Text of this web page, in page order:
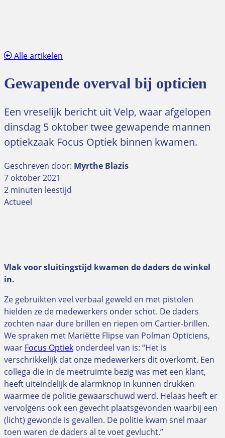
Alle artikelen
Gewapende overval bij opticien
Een vreselijk bericht uit Velp, waar afgelopen
dinsdag 5 oktober twee gewapende mannen
optiekzaak Focus Optiek binnen kwamen.
Geschreven door: Myrthe Blazis
7 oktober 2021
2 minuten leestijd
Actueel
Vlak voor sluitingstijd kwamen de daders de winkel
in.
Ze gebruikten veel verbaal geweld en met pistolen
hielden ze de medewerkers onder schot. De daders
zochten naar dure brillen en riepen om Cartier-brillen.
We spraken met Mariëtte Flipse van Polman Opticiens,
waar Focus Optiek onderdeel van is: “Het is
verschrikkelijk dat onze medewerkers dit overkomt. Een
collega die in de meetruimte bezig was met een klant,
heeft uiteindelijk de alarmknop in kunnen drukken
waarmee de politie gewaarschuwd werd. Helaas heeft er
vervolgens ook een gevecht plaatsgevonden waarbij een
(licht) gewonde is gevallen. De politie kwam snel maar
toen waren de daders al te voet gevlucht.”